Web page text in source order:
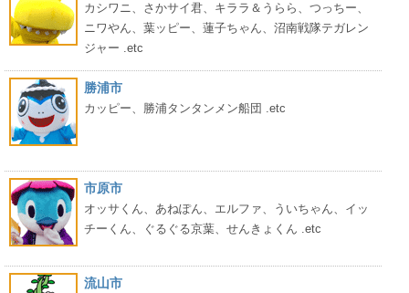
カシワニ、さかサイ君、キララ＆うらら、つっちー、
ニワやん、葉ッピー、蓮子ちゃん、沼南戦隊テガレン
ジャー .etc
勝浦市
カッピー、勝浦タンタンメン船団 .etc
市原市
オッサくん、あねぽん、エルファ、ういちゃん、イッ
チーくん、ぐるぐる京葉、せんきょくん .etc
流山市